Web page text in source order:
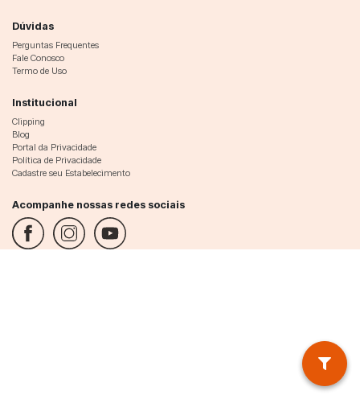
Dúvidas
Perguntas Frequentes
Fale Conosco
Termo de Uso
Institucional
Clipping
Blog
Portal da Privacidade
Política de Privacidade
Cadastre seu Estabelecimento
Acompanhe nossas redes sociais